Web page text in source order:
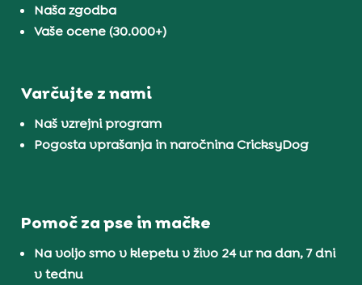
Naša zgodba
Vaše ocene (30.000+)
Varčujte z nami
Naš vzrejni program
Pogosta vprašanja in naročnina CricksyDog
Pomoč za pse in mačke
Na voljo smo v klepetu v živo 24 ur na dan, 7 dni
v tednu